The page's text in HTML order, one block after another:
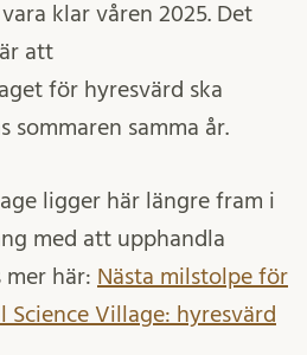
klar våren 2025. Det
att
för hyresvärd ska
sommaren samma år.
ligger här längre fram i
med att upphandla
mer här: Nästa milstolpe för
Village: hyresvärd